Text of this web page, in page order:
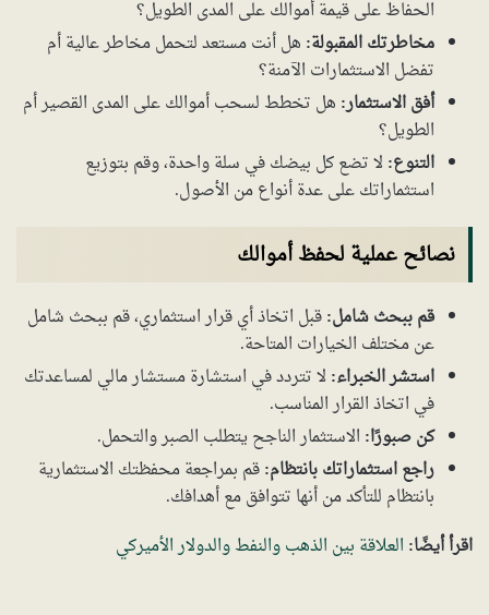
الحفاظ على قيمة أموالك على المدى الطويل؟
مخاطرتك المقبولة: هل أنت مستعد لتحمل مخاطر عالية أم
تفضل الاستثمارات الآمنة؟
أفق الاستثمار: هل تخطط لسحب أموالك على المدى القصير أم
الطويل؟
التنوع:لا تضع كل بيضك في سلة واحدة، وقم بتوزيع
استثماراتك على عدة أنواع من الأصول.
نصائح عملية لحفظ أموالك
قم ببحث شامل:قبل اتخاذ أي قرار استثماري، قم ببحث شامل
عن مختلف الخيارات المتاحة.
استشر الخبراء:لا تتردد في استشارة مستشار مالي لمساعدتك
في اتخاذ القرار المناسب.
كن صبورًا: الاستثمار الناجح يتطلب الصبر والتحمل.
راجع استثماراتك بانتظام:قم بمراجعة محفظتك الاستثمارية
بانتظام للتأكد من أنها تتوافق مع أهدافك.
اقرأ أيضًا: العلاقة بين الذهب والنفط والدولار الأميركي